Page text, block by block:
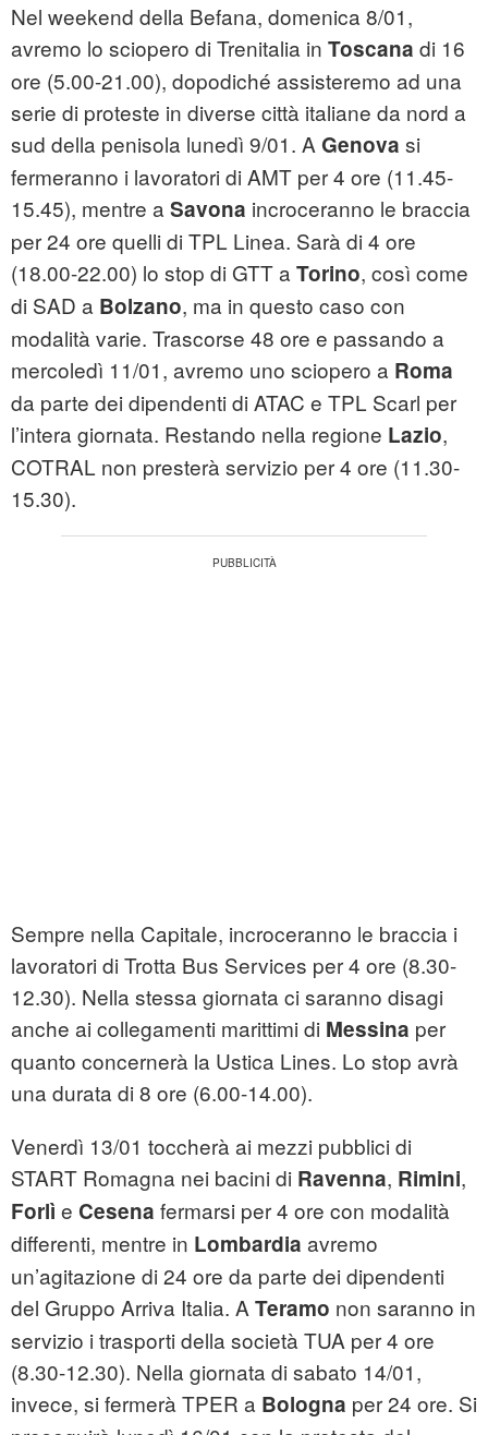
Nel weekend della Befana, domenica 8/01,
avremo lo sciopero di Trenitalia in Toscana di 16
ore (5.00-21.00), dopodiché assisteremo ad una
serie di proteste in diverse città italiane da nord a
sud della penisola lunedì 9/01. A Genova si
fermeranno i lavoratori di AMT per 4 ore (11.45-
15.45), mentre a Savona incroceranno le braccia
per 24 ore quelli di TPL Linea. Sarà di 4 ore
(18.00-22.00) lo stop di GTT a Torino, così come
di SAD a Bolzano, ma in questo caso con
modalità varie. Trascorse 48 ore e passando a
mercoledì 11/01, avremo uno sciopero a Roma
da parte dei dipendenti di ATAC e TPL Scarl per
l’intera giornata. Restando nella regione Lazio,
COTRAL non presterà servizio per 4 ore (11.30-
15.30).
Sempre nella Capitale, incroceranno le braccia i
lavoratori di Trotta Bus Services per 4 ore (8.30-
12.30). Nella stessa giornata ci saranno disagi
anche ai collegamenti marittimi di Messina per
quanto concernerà la Ustica Lines. Lo stop avrà
una durata di 8 ore (6.00-14.00).
Venerdì 13/01 toccherà ai mezzi pubblici di
START Romagna nei bacini di Ravenna, Rimini,
Forlì e Cesena fermarsi per 4 ore con modalità
differenti, mentre in Lombardia avremo
un’agitazione di 24 ore da parte dei dipendenti
del Gruppo Arriva Italia. A Teramo non saranno in
servizio i trasporti della società TUA per 4 ore
(8.30-12.30). Nella giornata di sabato 14/01,
invece, si fermerà TPER a Bologna per 24 ore. Si